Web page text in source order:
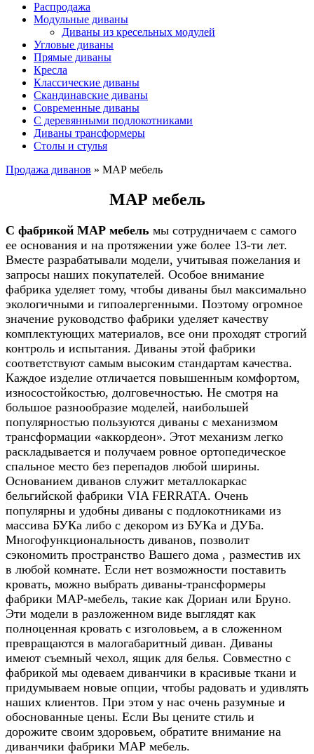
Распродажа
Модульные диваны
Диваны из кресельных модулей
Угловые диваны
Прямые диваны
Кресла
Классические диваны
Скандинавские диваны
Современные диваны
С деревянными подлокотниками
Диваны трансформеры
Столы и стулья
Продажа диванов » МАР мебель
МАР мебель
С фабрикой МАР мебель мы сотрудничаем с самого
ее основания и на протяжении уже более 13-ти лет.
Вместе разрабатывали модели, учитывая пожелания и
запросы наших покупателей. Особое внимание
фабрика уделяет тому, чтобы диваны был максимально
экологичными и гипоалергенными. Поэтому огромное
значение руководство фабрики уделяет качеству
комплектующих материалов, все они проходят строгий
контроль и испытания. Диваны этой фабрики
соответствуют самым высоким стандартам качества.
Каждое изделие отличается повышенным комфортом,
износостойкостью, долговечностью. Не смотря на
большое разнообразие моделей, наибольшей
популярностью пользуются диваны с механизмом
трансформации «аккордеон». Этот механизм легко
раскладывается и получаем ровное ортопедическое
спальное место без перепадов любой ширины.
Основанием диванов служит металлокаркас
бельгийской фабрики VIA FERRATA. Очень
популярны и удобны диваны с подлокотниками из
массива БУКа либо с декором из БУКа и ДУБа.
Многофункциональность диванов, позволит
сэкономить пространство Вашего дома , разместив их
в любой комнате. Если нет возможности поставить
кровать, можно выбрать диваны-трансформеры
фабрики МАР-мебель, такие как Дориан или Бруно.
Эти модели в разложенном виде выглядят как
полноценная кровать с изголовьем, а в сложенном
превращаются в малогабаритный диван. Диваны
имеют съемный чехол, ящик для белья. Совместно с
фабрикой мы одеваем диванчики в красивые ткани и
придумываем новые опции, чтобы радовать и удивлять
наших клиентов. При этом у нас очень разумные и
обоснованные цены. Если Вы цените стиль и
дорожите своим здоровьем, обратите внимание на
диванчики фабрики МАР мебель.